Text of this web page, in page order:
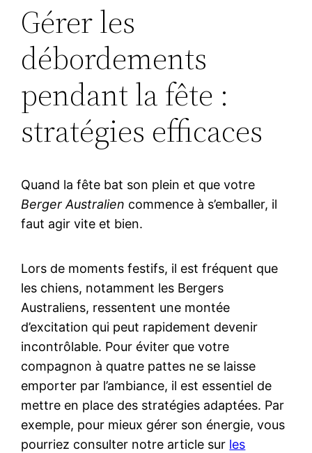
Gérer les
débordements
pendant la fête :
stratégies efficaces
Quand la fête bat son plein et que votre
Berger Australien commence à s’emballer, il
faut agir vite et bien.
Lors de moments festifs, il est fréquent que
les chiens, notamment les Bergers
Australiens, ressentent une montée
d’excitation qui peut rapidement devenir
incontrôlable. Pour éviter que votre
compagnon à quatre pattes ne se laisse
emporter par l’ambiance, il est essentiel de
mettre en place des stratégies adaptées. Par
exemple, pour mieux gérer son énergie, vous
pourriez consulter notre article sur les